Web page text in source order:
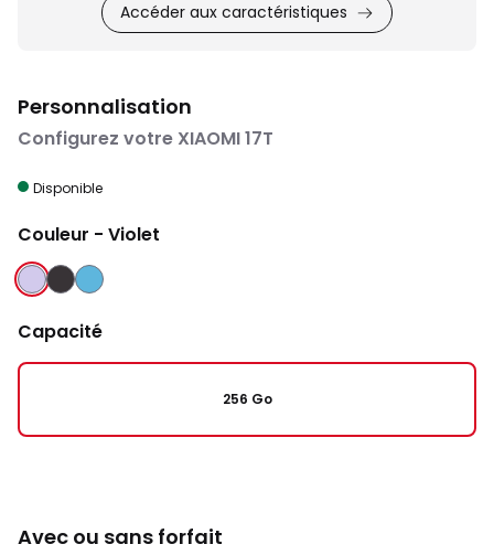
Accéder aux caractéristiques
Personnalisation
Configurez votre XIAOMI 17T
Disponible
Couleur - Violet
VIOLET NOIR BLEU
Capacité
256 Go
Avec ou sans forfait